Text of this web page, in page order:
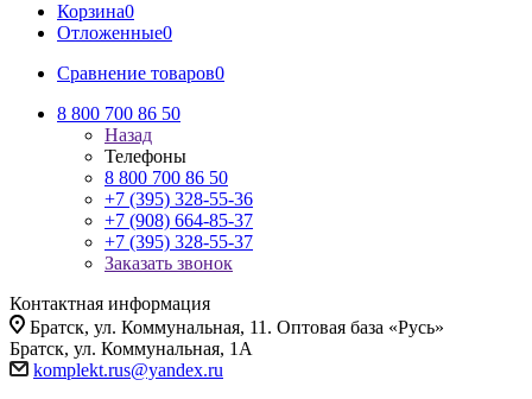
Корзина0
Отложенные0
Сравнение товаров0
8 800 700 86 50
Назад
Телефоны
8 800 700 86 50
+7 (395) 328-55-36
+7 (908) 664-85-37
+7 (395) 328-55-37
Заказать звонок
Контактная информация
Братск, ул. Коммунальная, 11. Оптовая база «Русь»
Братск, ул. Коммунальная, 1А
komplekt.rus@yandex.ru